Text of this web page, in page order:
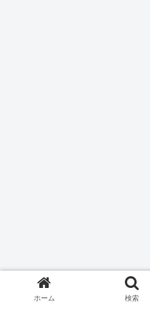
ホーム 検索